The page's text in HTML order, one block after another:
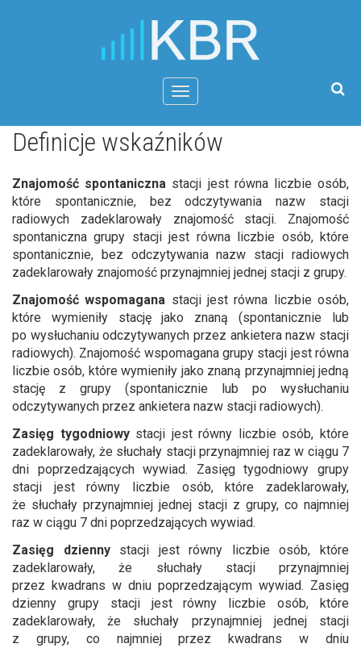
Menu
Definicje wskaźników
Znajomość spontaniczna stacji jest równa liczbie osób,
które spontanicznie, bez odczytywania nazw stacji
radiowych zadeklarowały znajomość stacji. Znajomość
spontaniczna grupy stacji jest równa liczbie osób, które
spontanicznie, bez odczytywania nazw stacji radiowych
zadeklarowały znajomość przynajmniej jednej stacji z grupy.
Znajomość wspomagana stacji jest równa liczbie osób,
które wymieniły stację jako znaną (spontanicznie lub
po wysłuchaniu odczytywanych przez ankietera nazw stacji
radiowych). Znajomość wspomagana grupy stacji jest równa
liczbie osób, które wymieniły jako znaną przynajmniej jedną
stację z grupy (spontanicznie lub po wysłuchaniu
odczytywanych przez ankietera nazw stacji radiowych).
Zasięg tygodniowy stacji jest równy liczbie osób, które
zadeklarowały, że słuchały stacji przynajmniej raz w ciągu 7
dni poprzedzających wywiad. Zasięg tygodniowy grupy
stacji jest równy liczbie osób, które zadeklarowały,
że słuchały przynajmniej jednej stacji z grupy, co najmniej
raz w ciągu 7 dni poprzedzających wywiad.
Zasięg dzienny stacji jest równy liczbie osób, które
zadeklarowały, że słuchały stacji przynajmniej
przez kwadrans w dniu poprzedzającym wywiad. Zasięg
dzienny grupy stacji jest równy liczbie osób, które
zadeklarowały, że słuchały przynajmniej jednej stacji
z grupy, co najmniej przez kwadrans w dniu